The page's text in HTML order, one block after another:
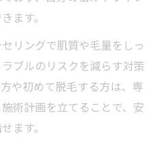
ます。
リングで肌質や毛量をしっ
ブルのリスクを減らす対策
や初めて脱毛する方は、専
術計画を立てることで、安
ます。